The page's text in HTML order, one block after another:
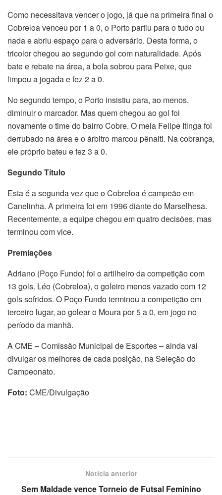
Como necessitava vencer o jogo, já que na primeira final o
Cobreloa venceu por 1 a 0, o Porto partiu para o tudo ou
nada e abriu espaço para o adversário. Desta forma, o
tricolor chegou ao segundo gol com naturalidade. Após
bate e rebate na área, a bola sobrou para Peixe, que
limpou a jogada e fez 2 a 0.
No segundo tempo, o Porto insistiu para, ao menos,
diminuir o marcador. Mas quem chegou ao gol foi
novamente o time do bairro Cobre. O meia Felipe Itinga foi
derrubado na área e o árbitro marcou pênalti. Na cobrança,
ele próprio bateu e fez 3 a 0.
Segundo Título
Esta é a segunda vez que o Cobreloa é campeão em
Canelinha. A primeira foi em 1996 diante do Marselhesa.
Recentemente, a equipe chegou em quatro decisões, mas
terminou com vice.
Premiações
Adriano (Poço Fundo) foi o artilheiro da competição com
13 gols. Léo (Cobreloa), o goleiro menos vazado com 12
gols sofridos. O Poço Fundo terminou a competição em
terceiro lugar, ao golear o Moura por 5 a 0, em jogo no
período da manhã.
A CME – Comissão Municipal de Esportes – ainda vai
divulgar os melhores de cada posição, na Seleção do
Campeonato.
Foto: CME/Divulgação
Notícia anterior
Sem Maldade vence Torneio de Futsal Feminino